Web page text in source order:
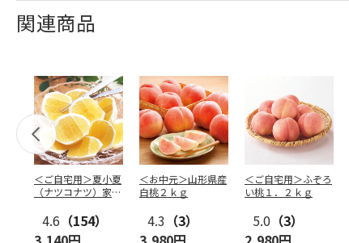
関連商品
＜ご自宅用＞夏小夏
（ナツコナツ）家庭
4.6 （154）
＜お中元＞山形県産
白桃２ｋｇ
4.3 （3）
＜ご自宅用＞ふぞろ
い桃１．２ｋｇ
5.0 （3）